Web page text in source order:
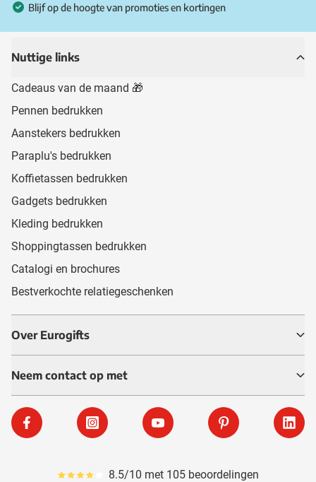
Blijf op de hoogte van promoties en kortingen
Nuttige links
Cadeaus van de maand 🎁
Pennen bedrukken
Aanstekers bedrukken
Paraplu's bedrukken
Koffietassen bedrukken
Gadgets bedrukken
Kleding bedrukken
Shoppingtassen bedrukken
Catalogi en brochures
Bestverkochte relatiegeschenken
Over Eurogifts
Neem contact op met
Facebook Instagram YouTube Pinterest
Gemiddeld reviewpercentage is 85
8.5/10 met 105 beoordelingen